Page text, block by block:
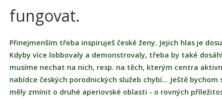
fungovat.
Přinejmenším třeba inspiruješ české ženy. Jejich hlas je
Kdyby více lobbovaly a demonstrovaly, třeba by také
musíme nechat na nich, resp. na těch, kterým centra
nabídce českých porodnických služeb chybí… Ještě bychom
měly zmínit o druhé aperiovské oblasti - o rovných